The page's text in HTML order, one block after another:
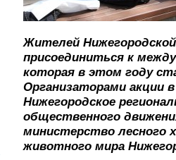
Жителей
присоединиться к
которая в этом году
Организаторами акции
Нижегородское
общественного
министерство лесного
животного мира